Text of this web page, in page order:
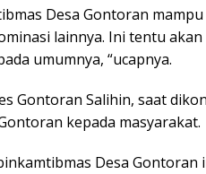
Desa Gontoran
lainnya. Ini tentu
umumnya, “ucapnya.
Gontoran Salihin, saat
kepada masyarakat.
Desa Gontoran